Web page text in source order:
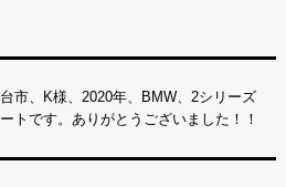
市、K様、2020年、BMW、2シリーズ
トです。ありがとうございました！！